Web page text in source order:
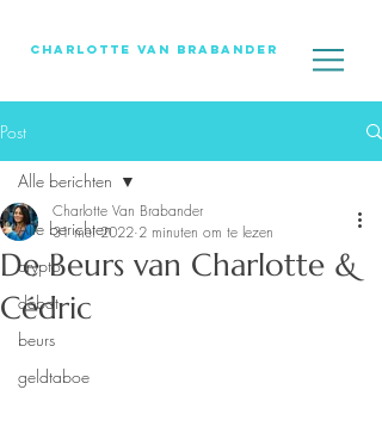
Charlotte Van Brabander
Post
Alle berichten
crypto
debat
beurs
geldtaboe
Alle berichten
De Beurs van Charlotte &
Cédric
Charlotte Van Brabander
31 mei 2022 2 minuten om te lezen